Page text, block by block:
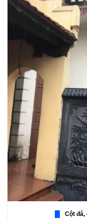
Cột đá,